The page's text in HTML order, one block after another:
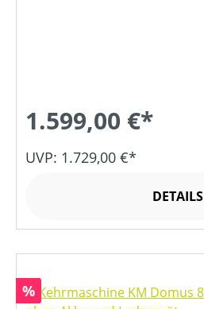
1.599,00 €*
UVP: 1.729,00 €*
DETAILS
Rabatt
%